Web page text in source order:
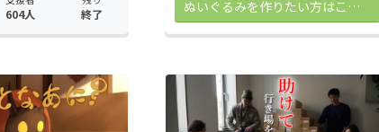
604人 終了 ぬいぐるみを作りたい方はこちら